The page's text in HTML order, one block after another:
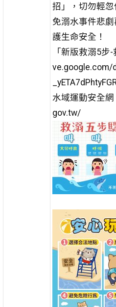
招」，切勿輕
免溺水事件悲
護生命安全！
「新版救溺5
ve.google.com/
水域運動安全
gov.tw/